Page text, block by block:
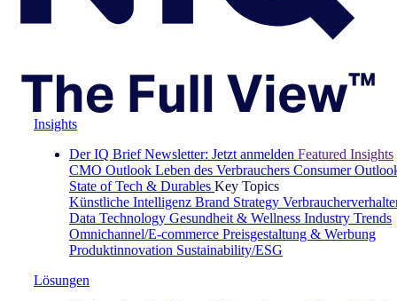
Insights
Der IQ Brief Newsletter: Jetzt anmelden Featured Insights
CMO Outlook Leben des Verbrauchers Consumer
State of Tech & Durables Key Topics
Künstliche Intelligenz Brand Strategy
Data Technology Gesundheit & Wellness Industry Trends
Omnichannel/E-commerce Preisgestaltung & Werbung
Produktinnovation Sustainability/ESG
Lösungen